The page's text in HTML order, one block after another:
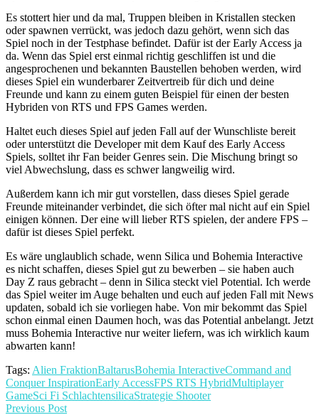
Es stottert hier und da mal, Truppen bleiben in Kristallen stecken
oder spawnen verrückt, was jedoch dazu gehört, wenn sich das
Spiel noch in der Testphase befindet. Dafür ist der Early Access ja
da. Wenn das Spiel erst einmal richtig geschliffen ist und die
angesprochenen und bekannten Baustellen behoben werden, wird
dieses Spiel ein wunderbarer Zeitvertreib für dich und deine
Freunde und kann zu einem guten Beispiel für einen der besten
Hybriden von RTS und FPS Games werden.
Haltet euch dieses Spiel auf jeden Fall auf der Wunschliste bereit
oder unterstützt die Developer mit dem Kauf des Early Access
Spiels, solltet ihr Fan beider Genres sein. Die Mischung bringt so
viel Abwechslung, dass es schwer langweilig wird.
Außerdem kann ich mir gut vorstellen, dass dieses Spiel gerade
Freunde miteinander verbindet, die sich öfter mal nicht auf ein Spiel
einigen können. Der eine will lieber RTS spielen, der andere FPS –
dafür ist dieses Spiel perfekt.
Es wäre unglaublich schade, wenn Silica und Bohemia Interactive
es nicht schaffen, dieses Spiel gut zu bewerben – sie haben auch
Day Z raus gebracht – denn in Silica steckt viel Potential. Ich werde
das Spiel weiter im Auge behalten und euch auf jeden Fall mit News
updaten, sobald ich sie vorliegen habe. Von mir bekommt das Spiel
schon einmal einen Daumen hoch, was das Potential anbelangt. Jetzt
muss Bohemia Interactive nur weiter liefern, was ich wirklich kaum
abwarten kann!
Tags: Alien FraktionBaltarusBohemia InteractiveCommand and
Conquer InspirationEarly AccessFPS RTS HybridMultiplayer
GameSci Fi SchlachtensilicaStrategie Shooter
Previous Post